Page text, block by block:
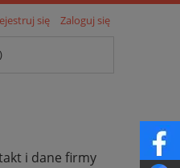
się Zaloguj się
i dane firmy